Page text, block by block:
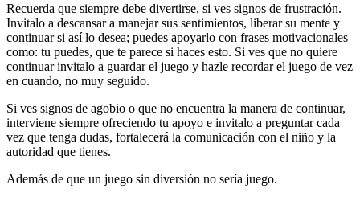
Recuerda que siempre debe divertirse, si ves signos de frustración.
Invitalo a descansar a manejar sus sentimientos, liberar su mente y
continuar si así lo desea; puedes apoyarlo con frases motivacionales
como: tu puedes, que te parece si haces esto. Si ves que no quiere
continuar invitalo a guardar el juego y hazle recordar el juego de vez
en cuando, no muy seguido.
Si ves signos de agobio o que no encuentra la manera de continuar,
interviene siempre ofreciendo tu apoyo e invitalo a preguntar cada
vez que tenga dudas, fortalecerá la comunicación con el niño y la
autoridad que tienes.
Además de que un juego sin diversión no sería juego.